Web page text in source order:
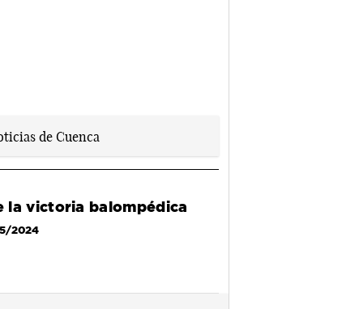
la victoria balompédica
2024